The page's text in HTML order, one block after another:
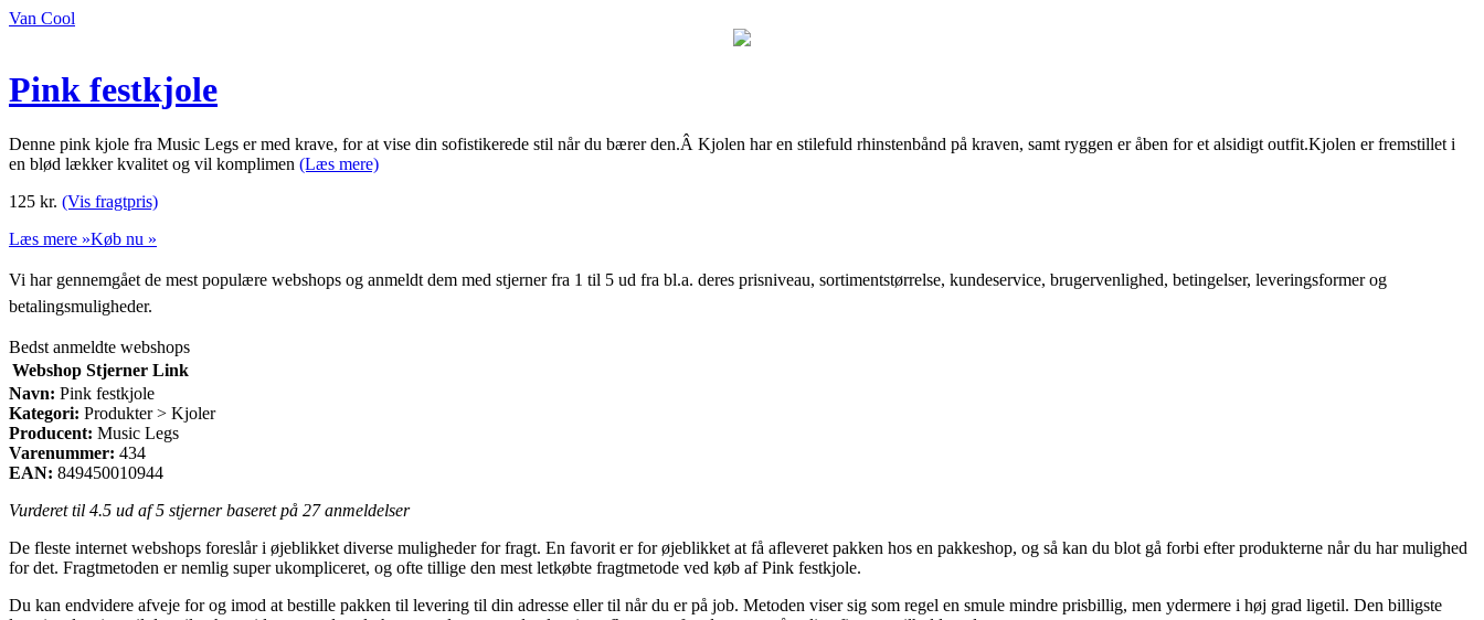
Van Cool
Pink festkjole
Denne pink kjole fra Music Legs er med krave, for at vise din sofistikerede stil når du bærer den.Â Kjolen har en stilefuld rhinstenbånd på kraven, samt ryggen er åben for et alsidigt outfit.Kjolen er fremstillet i
en blød lækker kvalitet og vil komplimen (Læs mere)
125 kr. (Vis fragtpris)
Læs mere »Køb nu »
Vi har gennemgået de mest populære webshops og anmeldt dem med stjerner fra 1 til 5 ud fra bl.a. deres prisniveau, sortimentstørrelse, kundeservice, brugervenlighed, betingelser, leveringsformer og
betalingsmuligheder.
Bedst anmeldte webshops
Webshop Stjerner Link
Navn: Pink festkjole
Kategori: Produkter > Kjoler
Producent: Music Legs
Varenummer: 434
EAN: 849450010944
Vurderet til 4.5 ud af 5 stjerner baseret på 27anmeldelser
De fleste internet webshops foreslår i øjeblikket diverse muligheder for fragt. En favorit er for øjeblikket at få afleveret pakken hos en pakkeshop, og så kan du blot gå forbi efter produkterne når du har mulighed
for det. Fragtmetoden er nemlig super ukompliceret, og ofte tillige den mest letkøbte fragtmetode ved køb af Pink festkjole.
Du kan endvidere afveje for og imod at bestille pakken til levering til din adresse eller til når du er på job. Metoden viser sig som regel en smule mindre prisbillig, men ydermere i høj grad ligetil. Den billigste